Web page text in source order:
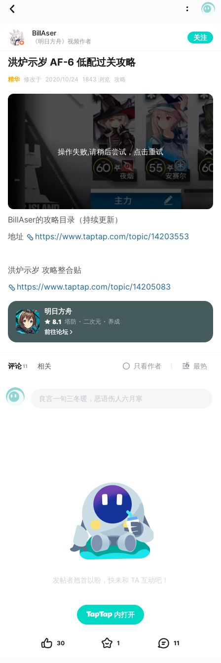
BillAser
《明日方舟》视频作者 关注
洪炉示岁 AF-6 低配过关攻略
精华 修改于 2020/10/24 1843 浏览 攻略
操作失败,请稍后尝试，点击重试
BillAser的攻略目录（持续更新）
地址
https://www.taptap.com/topic/14203553
洪炉示岁 攻略整合贴
https://www.taptap.com/topic/14205083
明日方舟
8.1 塔防 二次元
养成
前往论坛
评论11 相关 只看作者 最热
良言一句三冬暖，恶语伤人六月寒
发帖者翘首以盼，快来和 TA 互动吧！
30 1 11
内打开